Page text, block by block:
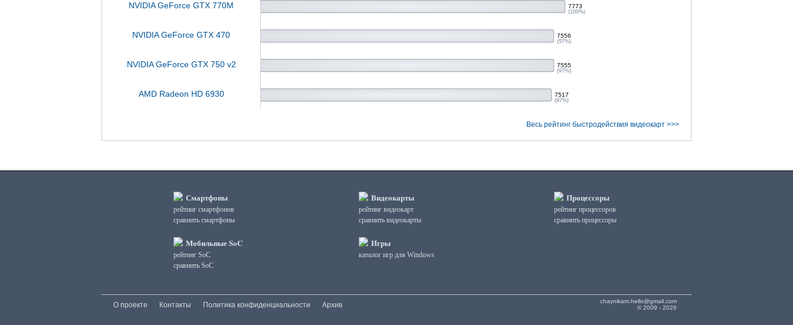
NVIDIA GeForce GTX 770M 7773
(100%)
NVIDIA GeForce GTX 470 7556
(97%)
NVIDIA GeForce GTX 750 v2 7555
(97%)
AMD Radeon HD 6930 7517
(97%)
Весь рейтинг быстродействия видеокарт >>>
Смартфоны
рейтинг смартфонов
сравнить смартфоны
Мобильные SoC
рейтинг SoC
сравнить SoC
Видеокарты
рейтинг видеокарт
сравнить видеокарты
Игры
каталог игр для Windows
Процессоры
рейтинг процессоров
сравнить процессоры
chaynikam.hello@gmail.com
© 2009 - 2026
О проекте Контакты Политика конфиденциальности Архив